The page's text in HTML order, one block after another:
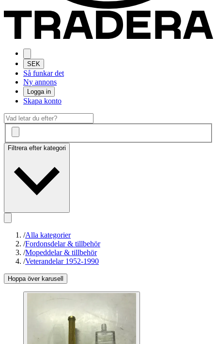
SEK
Så funkar det
Ny annons
Logga in
Skapa konto
Filtrera efter kategori
/Alla kategorier
/Fordonsdelar & tillbehör
/Mopeddelar & tillbehör
/Veterandelar 1952-1990
Hoppa över karusell